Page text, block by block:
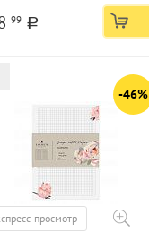
99 a
-46%
просмотр